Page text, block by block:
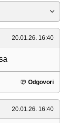
20.01.26. 16:40
Odgovori
20.01.26. 16:40